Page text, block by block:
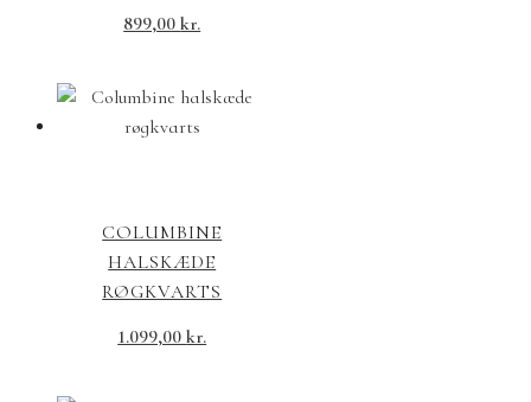
899,00kr.
COLUMBINE
HALSKÆDE
RØGKVARTS
1.099,00kr.